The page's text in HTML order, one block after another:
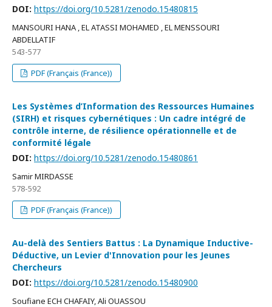
DOI: https://doi.org/10.5281/zenodo.15480815
MANSOURI HANA , EL ATASSI MOHAMED , EL MENSSOURI
ABDELLATIF
543-577
PDF (Français (France))
Les Systèmes d’Information des Ressources Humaines
(SIRH) et risques cybernétiques : Un cadre intégré de
contrôle interne, de résilience opérationnelle et de
conformité légale
DOI: https://doi.org/10.5281/zenodo.15480861
Samir MIRDASSE
578-592
PDF (Français (France))
Au-delà des Sentiers Battus : La Dynamique Inductive-
Déductive, un Levier d'Innovation pour les Jeunes
Chercheurs
DOI: https://doi.org/10.5281/zenodo.15480900
Soufiane ECH CHAFAIY, Ali OUASSOU